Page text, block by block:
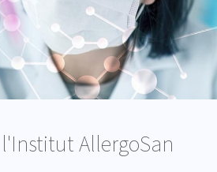
AllergoSan